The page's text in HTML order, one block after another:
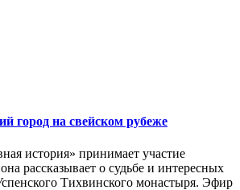
город на свейском рубеже
история» принимает участие
рассказывает о судьбе и интересных
Тихвинского монастыря. Эфир